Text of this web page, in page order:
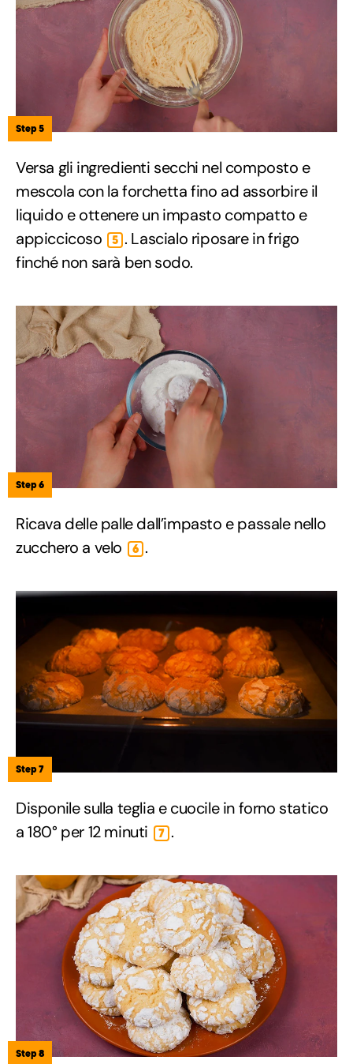
Step 5
Versa gli ingredienti secchi nel composto e
mescola con la forchetta fino ad assorbire il
liquido e ottenere un impasto compatto e
appiccicoso
5 . Lascialo riposare in frigo
finché non sarà ben sodo.
Step 6
Ricava delle palle dall’impasto e passale nello
zucchero a velo
6 .
Step 7
Disponile sulla teglia e cuocile in forno statico
a 180° per 12 minuti
7 .
Step 8